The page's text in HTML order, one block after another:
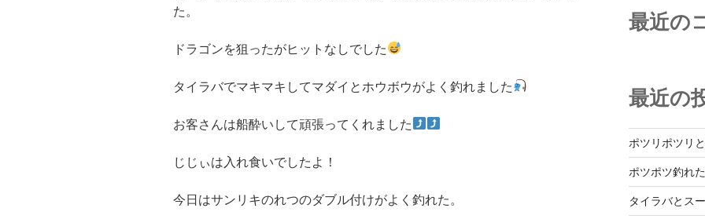
た。
ドラゴンを狙ったがヒットなしでした
タイラバでマキマキしてマダイとホウボウがよく釣れました
お客さんは船酔いして頑張ってくれました
じじぃは入れ食いでしたよ！
今日はサンリキのれつのダブル付けがよく釣れた。
最近の
最近の
ポツリポツリと
ポツポツ釣れた
タイラバとス